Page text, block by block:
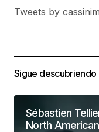
Tweets by
Sigue descubriendo
Sébastien
North